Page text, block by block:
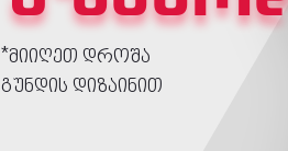
*მიიღეთ კოსტიუმი
თქვენი
მწვრთნელისთვის